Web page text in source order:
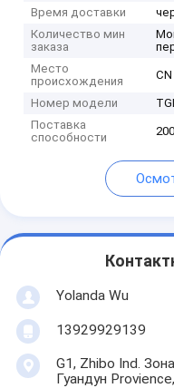
Время доставки
Количество мин
заказа
Место
происхождения
CN
Номер модели
Поставка
способности
Yolanda Wu
13929929139
G1, Zhibo Ind.
Гуандун